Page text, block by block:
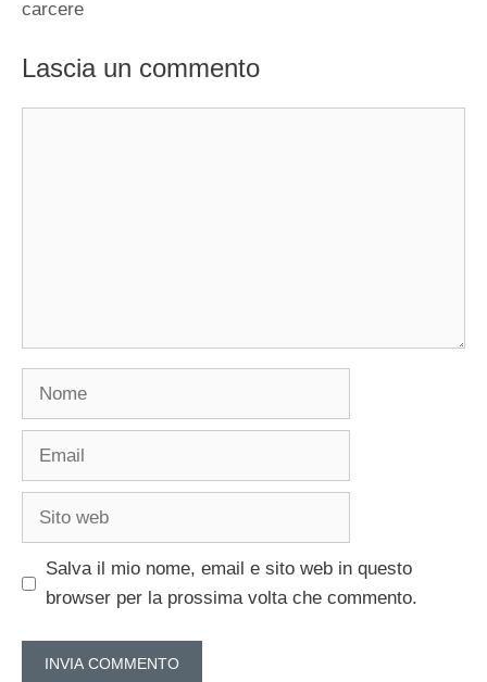
carcere
Lascia un commento
Nome
Email
Sito
Salva il mio nome, email e sito web in questo
browser per la prossima volta che commento.